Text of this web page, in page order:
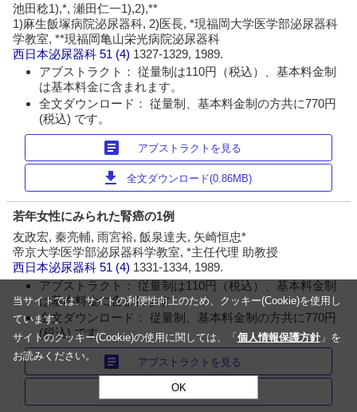
池田稔1),*, 瀬田仁一1),2),**
1)麻生飯塚病院泌尿器科, 2)医長, *現福岡大学医学部泌尿器科
学教室, **現福岡亀山栄光病院泌尿器科
西日本泌尿器科 51 (4) 1327-1329, 1989.
アブストラクト： 従量制は110円（税込）、基本料金制
は基本料金に含まれます。
全文ダウンロード： 従量制、基本料金制の方共に770円
(税込) です。
article アブストラクトを見る
download 全文ダウンロード(0.86MB)
若年女性にみられた腎癌の1例
友政宏, 秦亮輔, 雨宮裕, 飯泉達夫, 矢崎恒忠*
帝京大学医学部泌尿器科学教室, *主任代理 助教授
西日本泌尿器科 51 (4) 1331-1334, 1989.
アブストラクト： 従量制は110円（税込）、基本料金制
は基本料金に含まれます。
全文ダウンロード： 従量制、基本料金制の方共に770円
(税込) です。
article アブストラクトを見る
全文ダウンロード(0.80MB)
当サイトでは、サイトの利便性向上のため、クッキー(Cookie)を使用し
ています。
サイトのクッキー(Cookie)の使用に関しては、「 個人情報保護方針」を
お読みください。
OK